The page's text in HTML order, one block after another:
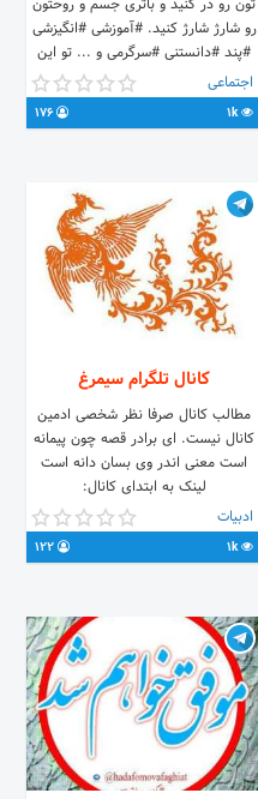
تون رو در کنید و باتری جسم و روحتون
رو شارژ شارژ کنید. #آموزشی #انگیزشی
#پند #دانستنی #سرگرمی و ... تو این
کانال سعی کردیم با تفکیک کامل پستها
با هشتگ، دنبال کردن مطالب رو راحت
کنیم.
اجتماعی
1k
کانال تلگرام سیمرغ
مطالب کانال صرفا نظر شخصی ادمین
کانال نیست. ای برادر قصه چون پیمانه
است معنی اندر وی بسان دانه است
لینک به ابتدای کانال:
https://t.me/Ciimorgh/1 پیام به
ادمین: @Anttman خلاصه منطق الطیر
عطار به زبان فارسی و انگلیسی:
ادبیات
1k